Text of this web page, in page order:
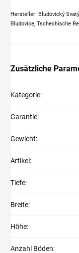
Hersteller: Bludovický
Bludovice, Tschechische
Zusätzliche
Kategorie:
Garantie:
Gewicht:
Artikel :
Tiefe:
Breite:
Höhe:
Anzahl Böden: